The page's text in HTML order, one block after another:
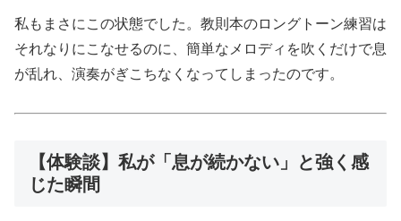
私もまさにこの状態でした。教則本のロングトーン練習は
それなりにこなせるのに、簡単なメロディを吹くだけで息
が乱れ、演奏がぎこちなくなってしまったのです。
【体験談】私が「息が続かない」と強く感
じた瞬間